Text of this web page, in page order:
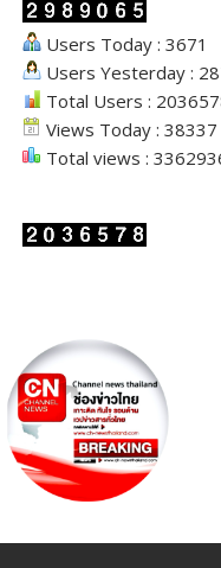
Users Today : 3671
Users Yesterday :
Total Users :
Views Today : 38337
Total views :